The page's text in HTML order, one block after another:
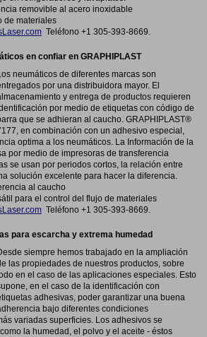
removible al acero inoxidable
de materiales
Teléfono +1 305-393-8669.
en confiar en GRAPHIPLAST
neumáticos de diferentes marcas son
por una distribuidora mayor. El
y entrega de productos requieren
por medio de etiquetas con código de
que se adhieran al caucho. GRAPHIPLAST®
en combinación con un adhesivo especial,
optima a los neumáticos. La Información de la
por medio de impresoras de transferencia
se usan por periodos cortos, la relación entre
solución excelente para hacer la diferencia.
al caucho
para el control del flujo de materiales
Teléfono +1 305-393-8669.
para escarcha y extrema humedad
siempre hemos trabajado en la ampliación
las propiedades de nuestros productos, sobre
en el caso de las aplicaciones especiales. Esto
en el caso de la identificación con
adhesivas, poder garantizar una buena
bajo diferentes condiciones
variadas superficies. Los adhesivos se
la humedad, el polvo y el aceite - éstos